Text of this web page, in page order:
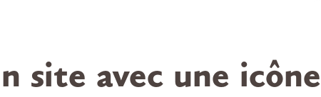
site avec une icône